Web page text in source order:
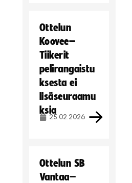
Ottelun
Koovee–
Tiikerit
pelirangaistu
ksesta ei
lisäseuraamu
ksia
25.02.2026
Ottelun SB
Vantaa–